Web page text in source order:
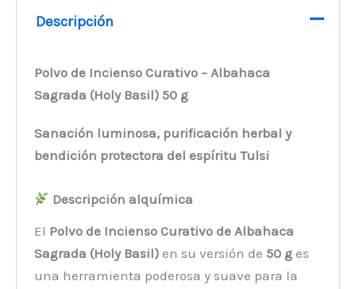
Descripción
Polvo de Incienso Curativo – Albahaca
Sagrada (Holy Basil) 50 g
Sanación luminosa, purificación herbal y
bendición protectora del espíritu Tulsi
Descripción alquímica
El Polvo de Incienso Curativo de Albahaca
Sagrada (Holy Basil) en su versión de50 g es
una herramienta poderosa y suave para la